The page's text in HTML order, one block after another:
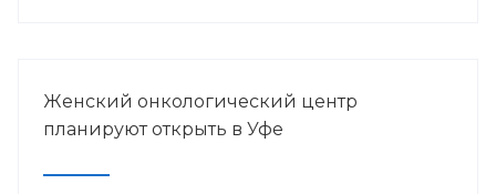
Женский онкологический центр
планируют открыть в Уфе